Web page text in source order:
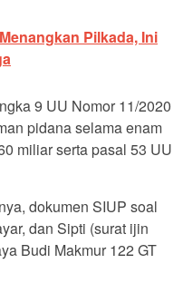
Pilkada, Ini
9 UU Nomor 11/2020
pidana selama enam
miliar serta pasal 53 UU
dokumen SIUP soal
dan Sipti (surat ijin
Budi Makmur 122 GT